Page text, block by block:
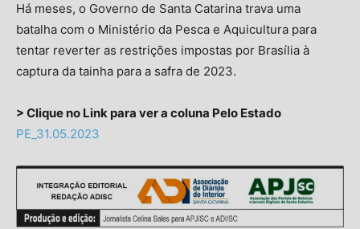
Há meses, o Governo de Santa Catarina trava uma
batalha com o Ministério da Pesca e Aquicultura para
tentar reverter as restrições impostas por Brasília à
captura da tainha para a safra de 2023.
> Clique no Link para ver a coluna Pelo Estado
PE_31.05.2023